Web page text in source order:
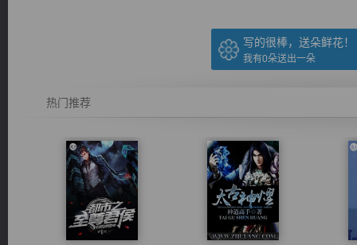
写的很棒，送朵鲜花！
我有0朵送出一朵
热门推荐